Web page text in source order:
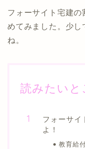
フォーサイト宅建
めてみました。少し
ね。
読みたい
フォーサイ
よ！
教育給